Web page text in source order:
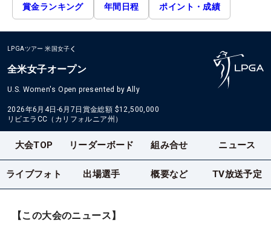
賞金ランキング 年間日程 ポイント・成績
LPGAツアー 米国女子
全米女子オープン
U.S. Women's Open presented by Ally
2026年6月4日-6月7日 賞金総額 $12,500,000
リビエラCC（カリフォルニア州）
大会TOP リーダーボード 組み合せ ニュース
ライブフォト 出場選手 概要など TV放送予定
【この大会のニュース】